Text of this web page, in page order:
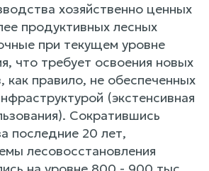
хозяйственно ценных
продуктивных лесных
при текущем уровне
что требует освоения новых
как правило, не обеспеченных
(экстенсивная
Сократившись
последние 20 лет,
лесовосстановления